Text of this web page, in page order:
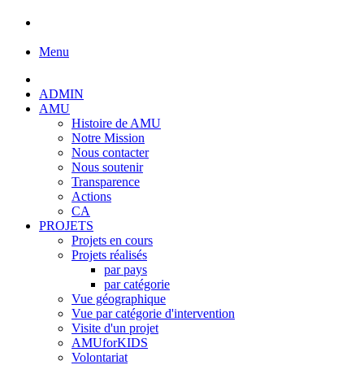
Menu
ADMIN
AMU
Histoire de AMU
Notre Mission
Nous contacter
Nous soutenir
Transparence
Actions
CA
PROJETS
Projets en cours
Projets réalisés
par pays
par catégorie
Vue géographique
Vue par catégorie d'intervention
Visite d'un projet
AMUforKIDS
Volontariat